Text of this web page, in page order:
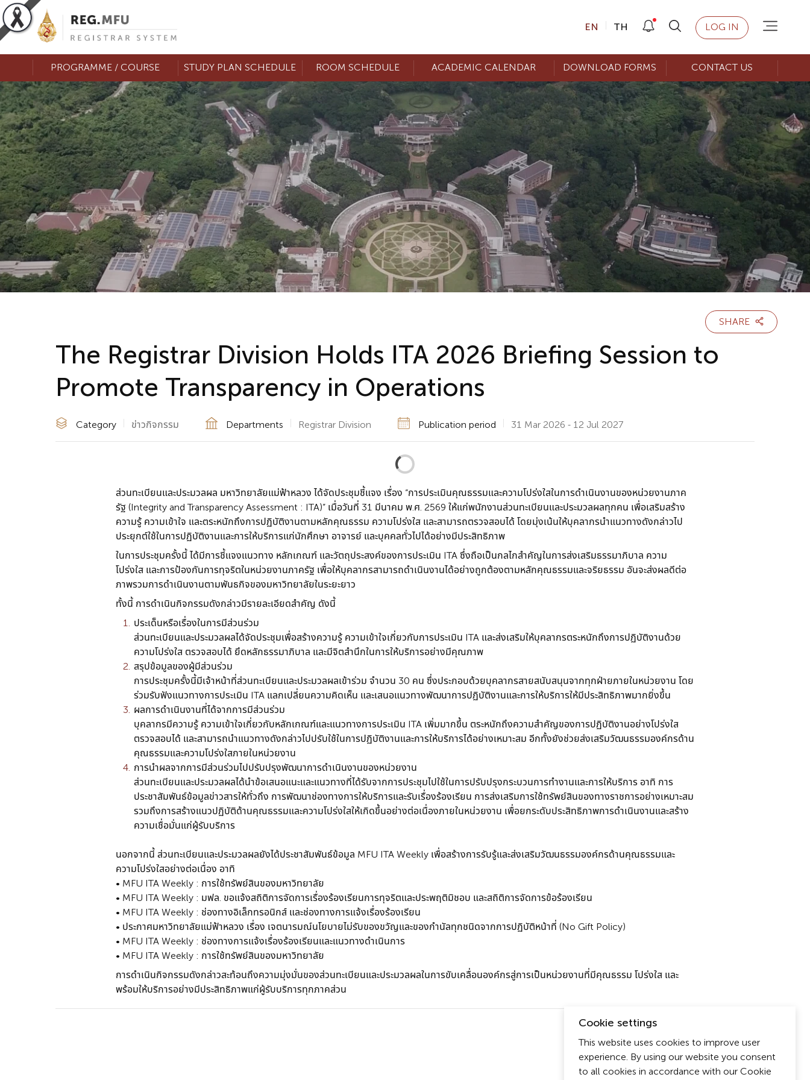
EN TH LOG IN
PROGRAMME / COURSE STUDY PLAN SCHEDULE ROOM SCHEDULE ACADEMIC CALENDAR DOWNLOAD FORMS CONTACT US
SHARE
The Registrar Division Holds ITA 2026 Briefing Session to
Promote Transparency in Operations
Category ข่าวกิจกรรม Departments Registrar Division Publication period 31 Mar 2026 - 12 Jul 2027
ส่วนทะเบียนและประมวลผล มหาวิทยาลัยแม่ฟ้าหลวง ได้จัดประชุมชี้แจง เรื่อง “การประเมินคุณธรรมและความโปร่งใสในการดำเนินงานของหน่วยงานภาค
รัฐ (Integrity and Transparency Assessment : ITA)” เมื่อวันที่ 31 มีนาคม พ.ศ. 2569 ให้แก่พนักงานส่วนทะเบียนและประมวลผลทุกคน เพื่อเสริมสร้าง
ความรู้ ความเข้าใจ และตระหนักถึงการปฏิบัติงานตามหลักคุณธรรม ความโปร่งใส และสามารถตรวจสอบได้ โดยมุ่งเน้นให้บุคลากรนำแนวทางดังกล่าวไป
ประยุกต์ใช้ในการปฏิบัติงานและการให้บริการแก่นักศึกษา อาจารย์ และบุคคลทั่วไปได้อย่างมีประสิทธิภาพ
ในการประชุมครั้งนี้ ได้มีการชี้แจงแนวทาง หลักเกณฑ์ และวัตถุประสงค์ของการประเมิน ITA ซึ่งถือเป็นกลไกสำคัญในการส่งเสริมธรรมาภิบาล ความ
โปร่งใส และการป้องกันการทุจริตในหน่วยงานภาครัฐ เพื่อให้บุคลากรสามารถดำเนินงานได้อย่างถูกต้องตามหลักคุณธรรมและจริยธรรม อันจะส่งผลดีต่อ
ภาพรวมการดำเนินงานตามพันธกิจของมหาวิทยาลัยในระยะยาว
ทั้งนี้ การดำเนินกิจกรรมดังกล่าวมีรายละเอียดสำคัญ ดังนี้
ประเด็นหรือเรื่องในการมีส่วนร่วม
ส่วนทะเบียนและประมวลผลได้จัดประชุมเพื่อสร้างความรู้ ความเข้าใจเกี่ยวกับการประเมิน ITA และส่งเสริมให้บุคลากรตระหนักถึงการปฏิบัติงานด้วย
ความโปร่งใส ตรวจสอบได้ ยึดหลักธรรมาภิบาล และมีจิตสำนึกในการให้บริการอย่างมีคุณภาพ
สรุปข้อมูลของผู้มีส่วนร่วม
การประชุมครั้งนี้มีเจ้าหน้าที่ส่วนทะเบียนและประมวลผลเข้าร่วม จำนวน 30 คน ซึ่งประกอบด้วยบุคลากรสายสนับสนุนจากทุกฝ่ายภายในหน่วยงาน โดย
ร่วมรับฟังแนวทางการประเมิน ITA แลกเปลี่ยนความคิดเห็น และเสนอแนวทางพัฒนาการปฏิบัติงานและการให้บริการให้มีประสิทธิภาพมากยิ่งขึ้น
ผลการดำเนินงานที่ได้จากการมีส่วนร่วม
บุคลากรมีความรู้ ความเข้าใจเกี่ยวกับหลักเกณฑ์และแนวทางการประเมิน ITA เพิ่มมากขึ้น ตระหนักถึงความสำคัญของการปฏิบัติงานอย่างโปร่งใส
ตรวจสอบได้ และสามารถนำแนวทางดังกล่าวไปปรับใช้ในการปฏิบัติงานและการให้บริการได้อย่างเหมาะสม อีกทั้งยังช่วยส่งเสริมวัฒนธรรมองค์กรด้าน
คุณธรรมและความโปร่งใสภายในหน่วยงาน
การนำผลจากการมีส่วนร่วมไปปรับปรุงพัฒนาการดำเนินงานของหน่วยงาน
ส่วนทะเบียนและประมวลผลได้นำข้อเสนอแนะและแนวทางที่ได้รับจากการประชุมไปใช้ในการปรับปรุงกระบวนการทำงานและการให้บริการ อาทิ การ
ประชาสัมพันธ์ข้อมูลข่าวสารให้ทั่วถึง การพัฒนาช่องทางการให้บริการและรับเรื่องร้องเรียน การส่งเสริมการใช้ทรัพย์สินของทางราชการอย่างเหมาะสม
รวมถึงการสร้างแนวปฏิบัติด้านคุณธรรมและความโปร่งใสให้เกิดขึ้นอย่างต่อเนื่องภายในหน่วยงาน เพื่อยกระดับประสิทธิภาพการดำเนินงานและสร้าง
ความเชื่อมั่นแก่ผู้รับบริการ
นอกจากนี้ ส่วนทะเบียนและประมวลผลยังได้ประชาสัมพันธ์ข้อมูล MFU ITA Weekly เพื่อสร้างการรับรู้และส่งเสริมวัฒนธรรมองค์กรด้านคุณธรรมและ
ความโปร่งใสอย่างต่อเนื่อง อาทิ
• MFU ITA Weekly : การใช้ทรัพย์สินของมหาวิทยาลัย
• MFU ITA Weekly : มฟล. ขอแจ้งสถิติการจัดการเรื่องร้องเรียนการทุจริตและประพฤติมิชอบ และสถิติการจัดการข้อร้องเรียน
• MFU ITA Weekly : ช่องทางอิเล็กทรอนิกส์ และช่องทางการแจ้งเรื่องร้องเรียน
• ประกาศมหาวิทยาลัยแม่ฟ้าหลวง เรื่อง เจตนารมณ์นโยบายไม่รับของขวัญและของกำนัลทุกชนิดจากการปฏิบัติหน้าที่ (No Gift Policy)
• MFU ITA Weekly : ช่องทางการแจ้งเรื่องร้องเรียนและแนวทางดำเนินการ
• MFU ITA Weekly : การใช้ทรัพย์สินของมหาวิทยาลัย
การดำเนินกิจกรรมดังกล่าวสะท้อนถึงความมุ่งมั่นของส่วนทะเบียนและประมวลผลในการขับเคลื่อนองค์กรสู่การเป็นหน่วยงานที่มีคุณธรรม โปร่งใส และ
พร้อมให้บริการอย่างมีประสิทธิภาพแก่ผู้รับบริการทุกภาคส่วน
Cookie settings
This website uses cookies to improve user
experience. By using our website you consent
to all cookies in accordance with our Cookie